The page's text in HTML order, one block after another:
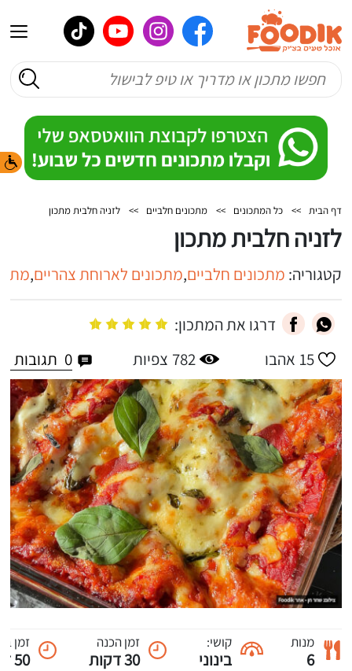
דף הבית >> כל המתכונים >> מתכונים חלביים >> לזניה חלבית מתכון
לזניה חלבית מתכון
קטגוריה: מתכונים חלביים,מתכונים לארוחת צהריים,
דרגו את המתכון:
15 אהבו 782 צפיות 0 תגובות
מנות
6
קושי:
בינוני
זמן הכנה
30 דקות
זמן
50 דקות